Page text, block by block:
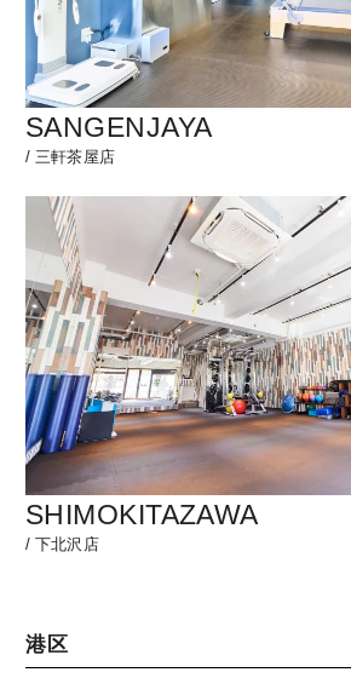
SANGENJAYA
/三軒茶屋店
SHIMOKITAZAWA
/下北沢店
港区